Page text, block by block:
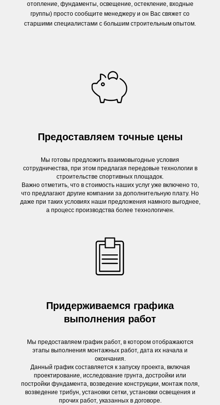
отопление, фундаменты, освещение, остекление, входные
группы) просто сообщите менеджеру и он Вас свяжет со
старшими специалистами с большим строительным опытом.
Предоставляем точные цены
Мы готовы предложить взаимовыгодные условия
сотрудничества, при этом предлагая передовые технологии в
строительстве спортивных площадок.
Важно отметить, что в стоимость наших услуг уже включено то,
что предлагают другие компании за дополнительную плату. Но
даже при таких условиях наши предложения намного выгоднее,
а процесс производства более технологичен.
Придерживаемся графика
выполнения работ
Мы предоставляем график работ, в котором отображаются
этапы выполнения монтажных работ, дата их начала и
окончания.
Данный график составляется к запуску проекта, включая
проектирование, исследование грунта, достройки или
постройки фундамента, возведение конструкции, монтаж поля,
возведение трибун, установки сетки, установки освещения и
прочих работ, указанных в договоре.